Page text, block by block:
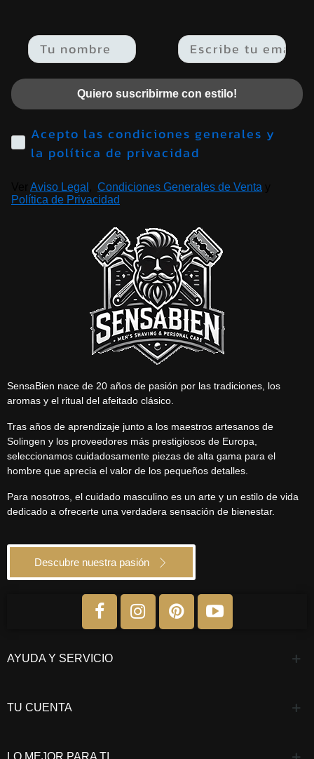
Email
Quiero suscribirme con estilo!
Acepto las condiciones generales y
la política de privacidad
Aviso Legal Condiciones Generales de Venta
Política de Privacidad
SensaBien nace de 20 años de pasión por las tradiciones, los
aromas y el ritual del afeitado clásico.
Tras años de aprendizaje junto a los maestros artesanos de
Solingen y los proveedores más prestigiosos de Europa,
seleccionamos cuidadosamente piezas de alta gama para el
hombre que aprecia el valor de los pequeños detalles.
Para nosotros, el cuidado masculino es un arte y un estilo de vida
dedicado a ofrecerte una verdadera sensación de bienestar.
Descubre nuestra pasión
AYUDA Y SERVICIO
TU CUENTA
LO MEJOR PARA TI